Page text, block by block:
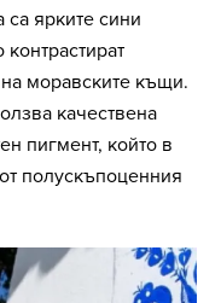
са ярките сини
моравските къщи.
качествена
пигмент, който в
полускъпоценния